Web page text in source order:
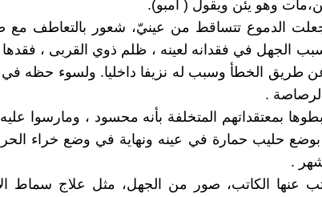
وهو يئن ويقول ( امبو).
الدموع تتساقط من عينيّ، شعور بالتعاطف مع
تسبب الجهل في فقدانه لعينه ، ظلم ذوي القربى ،
طريق الخطأ وسبب له نزيفا داخليا. ولسوء حظه
.
بمعتقداتهم المتخلفة بأنه محسود ، ومارسوا
بوضع حليب حمارة في عينه ونهاية في وضع خراء
شهر .
عنها الكاتب، صور من الجهل، مثل علاج سماط